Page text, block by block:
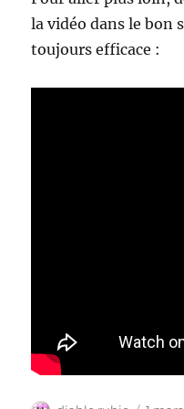
la vidéo dans le bon
toujours efficace :